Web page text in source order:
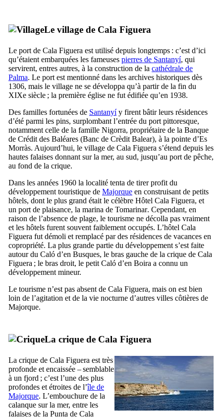
Le village de Cala Figuera
Le port de Cala Figuera est utilisé depuis longtemps : c’est d’ici
qu’étaient embarquées les fameuses pierres de Santanyí, qui
servirent, entres autres, à la construction de la cathédrale de
Palma. Le port est mentionné dans les archives historiques dès
1306, mais le village ne se développa qu’à partir de la fin du
XIXe siècle ; la première église ne fut édifiée qu’en 1938.
Des familles fortunées de Santanyíy firent bâtir leurs résidences
d’été parmi les pins, surplombant l’entrée du port pittoresque,
notamment celle de la famille Nigorra, propriétaire de la Banque
de Crédit des Baléares (Banc de Crèdit Balear), à la pointe d’Es
Morràs. Aujourd’hui, le village de Cala Figuera s’étend depuis les
hautes falaises donnant sur la mer, au sud, jusqu’au port de pêche,
au fond de la crique.
Dans les années 1960 la localité tenta de tirer profit du
développement touristique de Majorque en construisant de petits
hôtels, dont le plus grand était le célèbre Hôtel Cala Figuera, et
un port de plaisance, la marina de Tomarinar. Cependant, en
raison de l’absence de plage, le tourisme ne décolla pas vraiment
et les hôtels furent souvent faiblement occupés. L’hôtel Cala
Figuera fut démoli et remplacé par des résidences de vacances en
copropriété. La plus grande partie du développement s’est faite
autour du Caló d’en Busques, le bras gauche de la crique de Cala
Figuera ; le bras droit, le petit Caló d’en Boira a connu un
développement mineur.
Le tourisme n’est pas absent de Cala Figuera, mais on est bien
loin de l’agitation et de la vie nocturne d’autres villes côtières de
Majorque.
La crique de Cala Figuera
La crique de Cala Figuera est très
profonde et encaissée – semblable
à un fjord ; c’est l’une des plus
profondes et étroites de l’île de
Majorque. L’embouchure de la
calanque sur la mer, entre les
falaises de la Punta de Cala